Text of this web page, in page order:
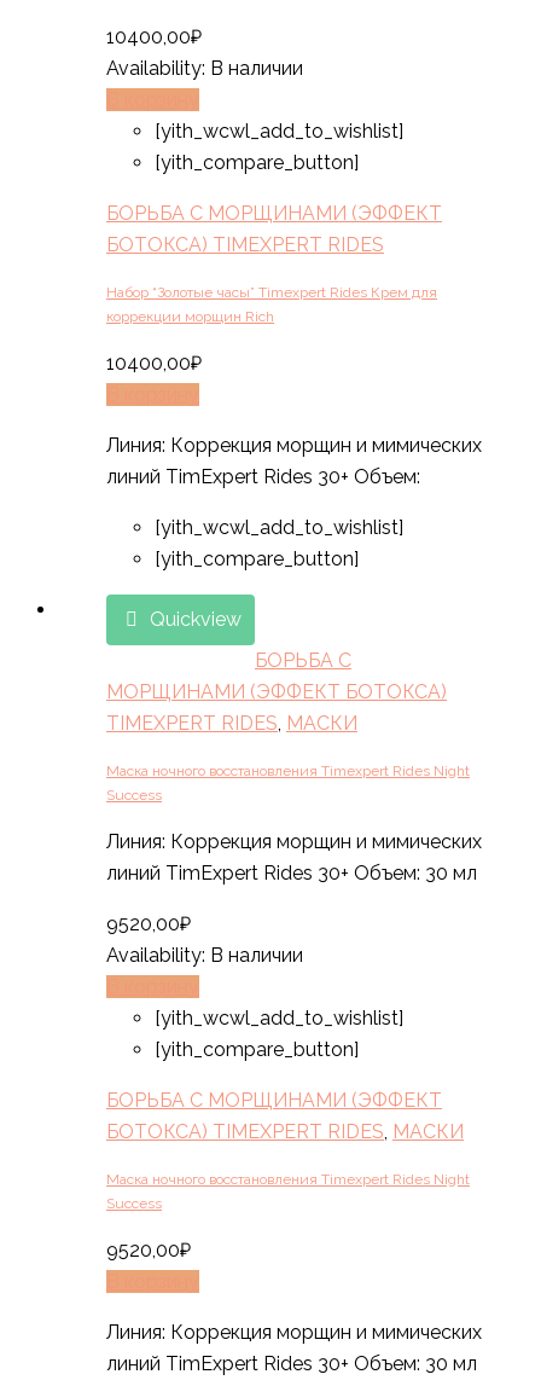
10400,00₽
Availability: В наличии
[yith_wcwl_add_to_wishlist]
[yith_compare_button]
БОРЬБА С МОРЩИНАМИ (ЭФФЕКТ
БОТОКСА) TIMEXPERT RIDES
Набор “Золотые часы” Timexpert Rides Крем для
коррекции морщин Rich
10400,00₽
Линия: Коррекция морщин и мимических
линий TimExpert Rides 30+ Объем:
[yith_wcwl_add_to_wishlist]
[yith_compare_button]
Quickview
БОРЬБА С
МОРЩИНАМИ (ЭФФЕКТ БОТОКСА)
TIMEXPERT RIDES, МАСКИ
Маска ночного восстановления Timexpert Rides Night
Success
Линия: Коррекция морщин и мимических
линий TimExpert Rides 30+ Объем: 30 мл
9520,00₽
Availability: В наличии
[yith_wcwl_add_to_wishlist]
[yith_compare_button]
БОРЬБА С МОРЩИНАМИ (ЭФФЕКТ
БОТОКСА) TIMEXPERT RIDES, МАСКИ
Маска ночного восстановления Timexpert Rides Night
Success
9520,00₽
Линия: Коррекция морщин и мимических
линий TimExpert Rides 30+ Объем: 30 мл